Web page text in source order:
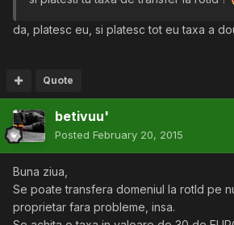
da, platesc eu, si platesc tot eu taxa a
Quote
betivuu'
Posted February 20, 2015
Buna ziua,
Se poate transfera domeniul la rotld pe
proprietar fara probleme, insa.